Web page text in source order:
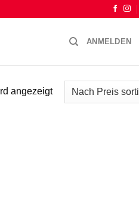
ANMELDEN
angezeigt